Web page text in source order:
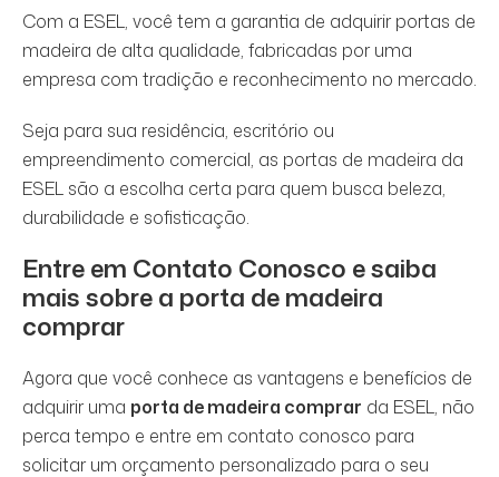
Com a ESEL, você tem a garantia de adquirir portas de
madeira de alta qualidade, fabricadas por uma
empresa com tradição e reconhecimento no mercado.
Seja para sua residência, escritório ou
empreendimento comercial, as portas de madeira da
ESEL são a escolha certa para quem busca beleza,
durabilidade e sofisticação.
Entre em Contato Conosco e saiba
mais sobre a porta de madeira
comprar
Agora que você conhece as vantagens e benefícios de
adquirir uma porta de madeira comprar da ESEL, não
perca tempo e entre em contato conosco para
solicitar um orçamento personalizado para o seu